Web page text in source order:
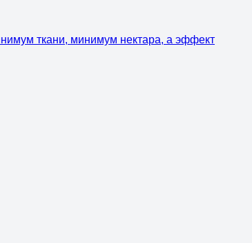
ткани, минимум нектара, а эффект